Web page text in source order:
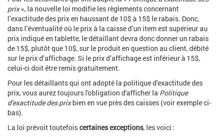
prix», la nouvelle loi modifie les règlements concernant
l’exactitude des prix en haussant de 10$ à 15$ le rabais. Donc,
dans l’éventualité où le prix à la caisse d’un item est supérieur au
prix indiqué en tablette, le détaillant devra donc donner un rabais
de 15$, plutôt que 10$, sur le produit en question au client, débité
sur le prix d’affichage. Si le prix d’affichage est inférieur à 15$,
celui-ci doit être remis gratuitement.
Pour les détaillants qui ont adopté la politique d'exactitude des
prix, vous aurez toujours l'obligation d'afficher la Politique
d'exactitude des prixbien en vue près des caisses (voir exemple ci-
bas).
La loi prévoit toutefoiscertaines exceptions, les voici :